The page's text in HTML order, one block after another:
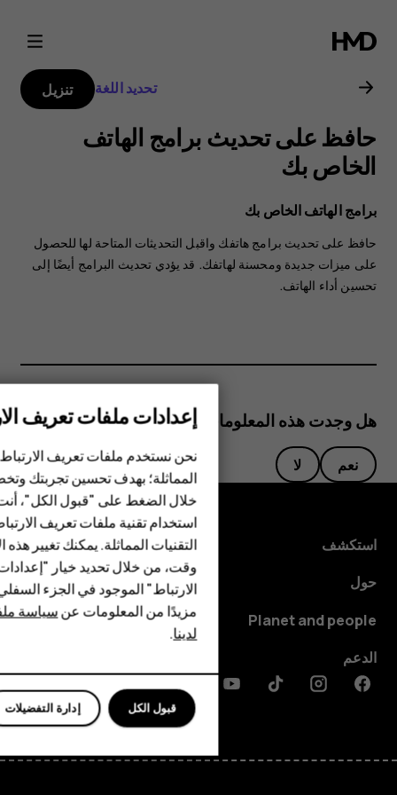
دليل
مستخدم
هاتف
Nokia
5.3
الهواتف الذكية
الهواتف المميزة
HMD Terra M
HMD DUB
HMD Watch
للأعمال
تحديد اللغة تنزيل
حافظ على تحديث برامج الهاتف
الخاص بك
برامج الهاتف الخاص بك
حافظ على تحديث برامج هاتفك واقبل التحديثات المتاحة لها للحصول
على ميزات جديدة ومحسنة لهاتفك. قد يؤدي تحديث البرامج أيضًا إلى
تحسين أداء الهاتف.
هل وجدت هذه المعلومات مفيدة؟
نعم لا
استكشف
حول
Planet and people
الدعم
Facebook
Instagram
Tiktok
Youtube
Linkedin
Discord
إعدادات ملفات تعريف
نحن نستخدم ملفات تعريف
المماثلة؛ بهدف تحسين تجربتك
خلال الضغط على "قبول الكل"،
استخدام تقنية ملفات تعريف
التقنيات المماثلة. يمكنك تغيير
وقت، من خلال تحديد خيار
الارتباط" الموجود في الجزء
مزيدًا من المعلومات عنسياسة
لدينا.
إدارة التفضيلات قبول الكل